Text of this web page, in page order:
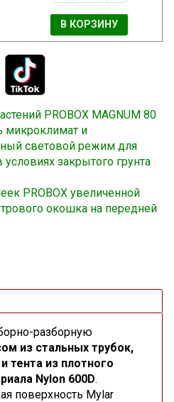
В КОРЗИНУ
PROBOX MAGNUM 80
микроклимат и
световой режим для
закрытого грунта
PROBOX увеличенной
окошка на передней
разборную
из стальных трубок,
тента из плотного
Nylon 600D.
поверхность Mylar